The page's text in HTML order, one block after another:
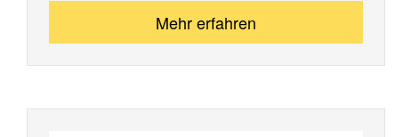
Mehr erfahren